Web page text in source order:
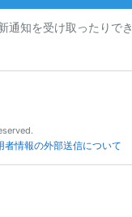
通知を受け取ったりでき
者情報の外部送信について